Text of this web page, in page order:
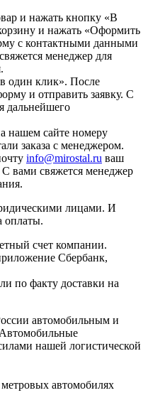
и нажать кнопку «В
и нажать «Оформить
с контактными данными
менеджер для
один клик». После
и отправить заявку. С
дальнейшего
нашем сайте номеру
заказа с менеджером.
info@mirostal.ru ваш
вами свяжется менеджер
лицами. И
оплаты.
счет компании.
Сбербанк,
по факту доставки на
автомобильным и
нашей логистической
автомобилях